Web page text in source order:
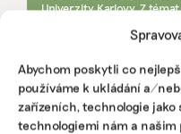
Abychom poskytli co
používáme k ukládání a/
zařízeních, technologie
technologiemi nám a
Univerzity Karlovy. Z
Reklama